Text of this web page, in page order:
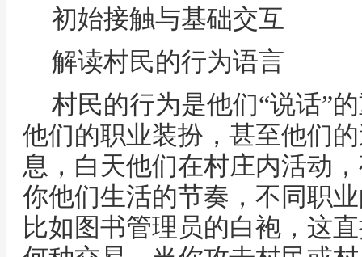
初始接触与基础交互
解读村民的行为语言
村民的行为是他们“说话”
他们的职业装扮，甚至他们
息，白天他们在村庄内活动
你他们生活的节奏，不同职
比如图书管理员的白袍，这